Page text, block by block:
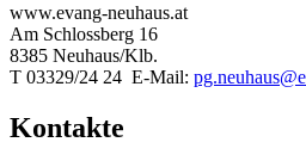
www.evang-neuhaus.at
Am Schlossberg 16
8385 Neuhaus/Klb.
T 03329/24 24 E-Mail:
Kontakte